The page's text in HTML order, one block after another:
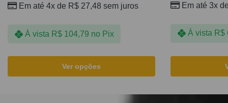
Em até 4x de R$ 27,48 sem juros
À vista R$104,79 no Pix
Ver opções
Em até 3x
À vista R$